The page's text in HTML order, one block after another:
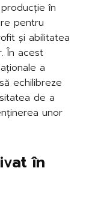
în
pentru
și abilitatea
În acest
a
echilibreze
de a
unor
în